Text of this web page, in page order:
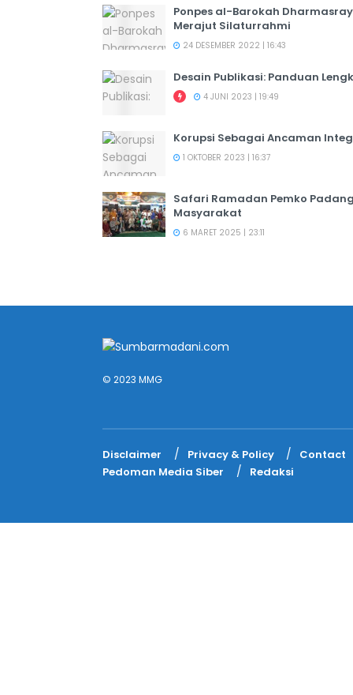
Ponpes al-Barokah
Merajut Silaturrahmi
24 DESEMBER 2022 | 16:43
Desain Publikasi: Panduan
4 JUNI 2023 | 19:49
Korupsi Sebagai Ancaman
1 OKTOBER 2023 | 16:37
Safari Ramadan Pemko
Masyarakat
6 MARET 2025 | 23:11
© 2023 MMG
Disclaimer Privacy & Policy
Contact
Pedoman Media Siber
Redaksi